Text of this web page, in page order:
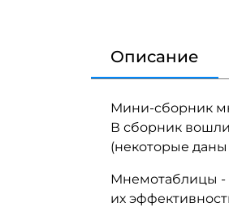
Описание
Мини-сборник
В сборник вошли
(некоторые
Мнемотаблицы -
их